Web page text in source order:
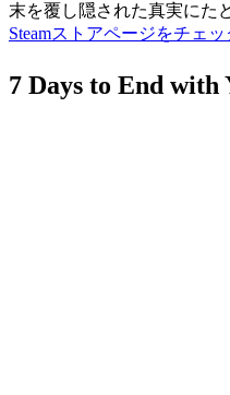
末を覆し隠された真実にた
Steamストアページをチェッ
7 Days to End with